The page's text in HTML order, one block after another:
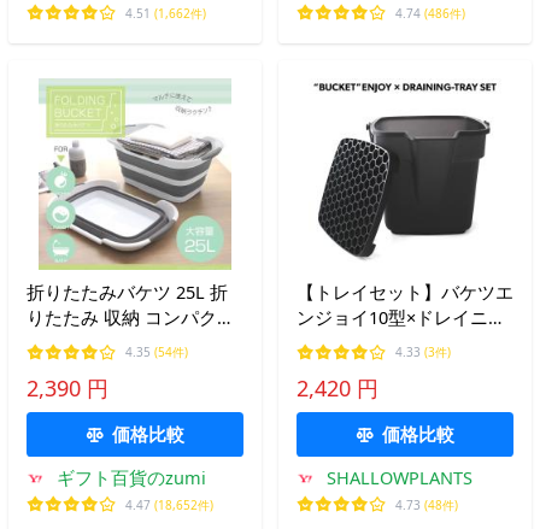
グ
4.51 (1,662件) 4.74 (486件)
折りたたみバケツ 25L 折
りたたみ 収納 コンパクト
大容量 簡単 四角 排水栓
ペット キッチン ランドリ
ーバスケット 洗濯カゴ 浸
け置き 浸け洗い 掃除 釣り
4.35 (54件)
2,390 円
価格比較
ギフト百貨のzumi
4.47 (18,652件)
【トレイセット】バケツエ
ンジョイ10型×ドレイニン
グトレイ【クリアブラッ
ク】10L 大和プラスチック
注ぎ口付 目盛付 BUCKET
四角 持ち手付 半透明 耐熱
4.33 (3件)
2,420 円
価格比較
SHALLOWPLANTS
4.73 (48件)